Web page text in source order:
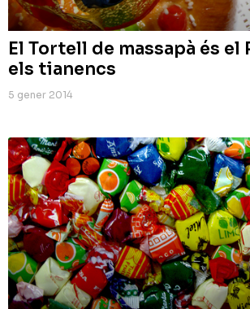
El Tortell de massapà és el
els tianencs
5 gener 2014